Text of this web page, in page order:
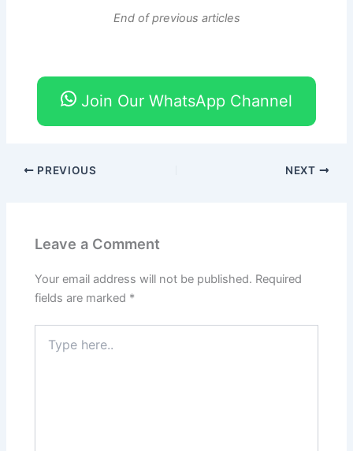
End of previous articles
Join Our WhatsApp Channel
PREVIOUS NEXT
Leave a Comment
Your email address will not be published. Required
fields are marked *
here..